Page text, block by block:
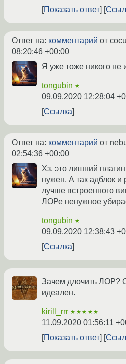
Показать ответ
Ответ на: комментарий от
08:20:46 +00:00
Я уже тоже никого не
tongubin ★
09.09.2020 12:28:04
Ссылка
Ответ на: комментарий от
02:54:36 +00:00
Хз, это лишний
нужен. А так адблок и
лучше встроенного
ЛОРе ненужное
tongubin ★
09.09.2020 12:38:43
Ссылка
Зачем длочить ЛОР?
идеален.
kirill_rrr ★★★★★
11.09.2020 01:56:11
Показать ответ